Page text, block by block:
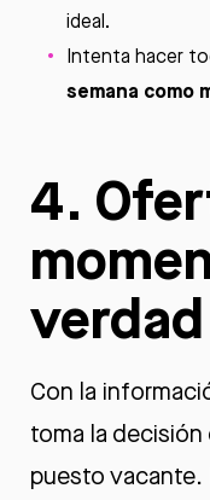
ideal.
Intenta hacer
semana como
4.
verdad
Con la
toma la decisión
puesto vacante.